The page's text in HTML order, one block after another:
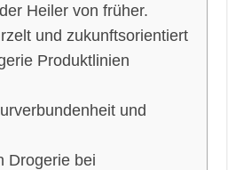
Heiler von früher.
und zukunftsorientiert
Produktlinien
und
Drogerie bei